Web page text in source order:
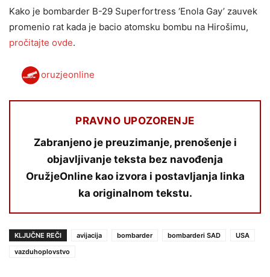
Kako je bombarder B-29 Superfortress ‘Enola Gay’ zauvek
promenio rat kada je bacio atomsku bombu na Hirošimu,
pročitajte ovde.
oruzjeonline
PRAVNO UPOZORENJE
Zabranjeno je preuzimanje, prenošenje i
objavljivanje teksta bez navođenja
OružjeOnline kao izvora i postavljanja linka
ka originalnom tekstu.
KLJUČNE REČI avijacija bombarder bombarderi SAD
USA
vazduhoplovstvo